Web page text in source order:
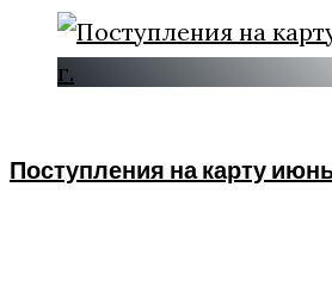
Поступления на карту